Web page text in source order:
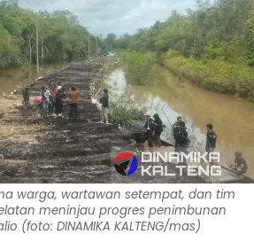
warga, wartawan setempat, dan tim
meninjau progres penimbunan
(foto: DINAMIKA KALTENG/mas)